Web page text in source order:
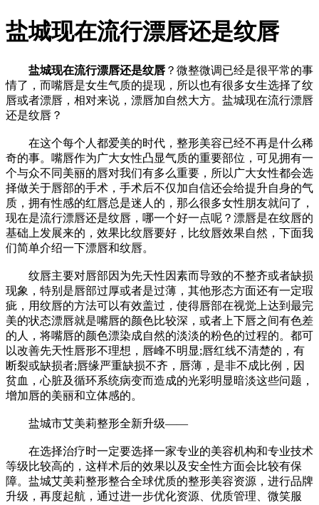
盐城现在流行漂唇还是纹唇
盐城现在流行漂唇还是纹唇 ？微整微调已经是很平常的事
情了，而嘴唇是女生气质的提现，所以也有很多女生选择了纹
唇或者漂唇，相对来说，漂唇加自然大方。盐城现在流行漂唇
还是纹唇？
在这个每个人都爱美的时代，整形美容已经不再是什么稀
奇的事。嘴唇作为广大女性凸显气质的重要部位，可见拥有一
个与众不同美丽的唇对我们有多么重要，所以广大女性都会选
择做关于唇部的手术，手术后不仅加自信还会给提升自身的气
质，拥有性感的红唇总是迷人的，那么很多女性朋友就问了，
现在是流行漂唇还是纹唇，哪一个好一点呢？漂唇是在纹唇的
基础上发展来的，效果比纹唇要好，比纹唇效果自然，下面我
们简单介绍一下漂唇和纹唇。
纹唇主要对唇部因为先天性因素而导致的不整齐或者缺损
现象，特别是唇部过厚或者是过薄，其他形态方面还有一定瑕
疵，用纹唇的方法可以有效盖过，使得唇部在视觉上达到最完
美的状态漂唇就是嘴唇的颜色比较深，或者上下唇之间有色差
的人，将嘴唇的颜色漂染成自然的淡淡的粉色的过程的。都可
以改善先天性唇形不理想，唇峰不明显;唇红线不清楚的，有
断裂或缺损者;唇缘严重缺损不齐，唇薄，是非不成比例，因
贫血，心脏及循环系统病变而造成的光彩明显暗淡这些问题，
增加唇的美丽和立体感的。
盐城市艾美莉整形全新升级——
在选择治疗时一定要选择一家专业的美容机构和专业技术
等级比较高的，这样术后的效果以及安全性方面会比较有保
障。盐城艾美莉整形整合全球优质的整形美容资源，进行品牌
升级，再度起航，通过进一步优化资源、优质管理、微笑服